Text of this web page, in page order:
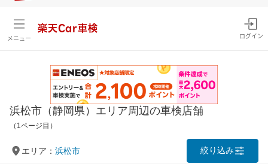
メニュー
楽天Car車検
ログイン
浜松市（静岡県）エリア周辺の車検店舗
（1ページ目）
エリア： 浜松市 絞り込み